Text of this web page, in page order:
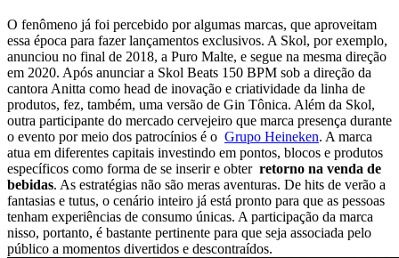
O fenômeno já foi percebido por algumas marcas, que aproveitam
essa época para fazer lançamentos exclusivos. A Skol, por exemplo,
anunciou no final de 2018, a Puro Malte, e segue na mesma direção
em 2020. Após anunciar a Skol Beats 150 BPM sob a direção da
cantora Anitta como head de inovação e criatividade da linha de
produtos, fez, também, uma versão de Gin Tônica. Além da Skol,
outra participante do mercado cervejeiro que marca presença durante
o evento por meio dos patrocínios é o Grupo Heineken. A marca
atua em diferentes capitais investindo em pontos, blocos e produtos
específicos como forma de se inserir e obter retorno na venda de
bebidas. As estratégias não são meras aventuras. De hits de verão a
fantasias e tutus, o cenário inteiro já está pronto para que as pessoas
tenham experiências de consumo únicas. A participação da marca
nisso, portanto, é bastante pertinente para que seja associada pelo
público a momentos divertidos e descontraídos.